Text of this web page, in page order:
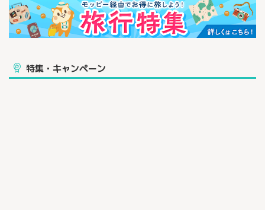
特集・キャンペーン